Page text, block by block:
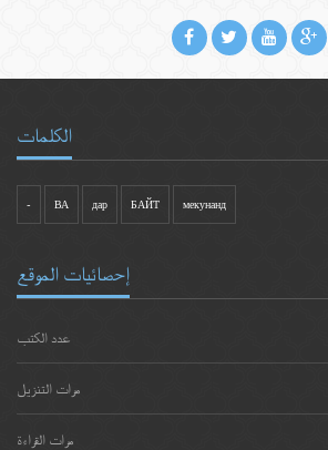
الكلمات
- ВА дар БАЙТ мекунанд
إحصائيات الموقع
عدد الكتب
مرات التنزيل
مرات القراءة